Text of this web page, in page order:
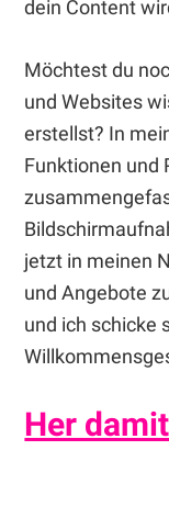
dein Content
Möchtest du
und Websites
erstellst? In
Funktionen und
jetzt in meinen
und Angebote
und ich schicke
Her